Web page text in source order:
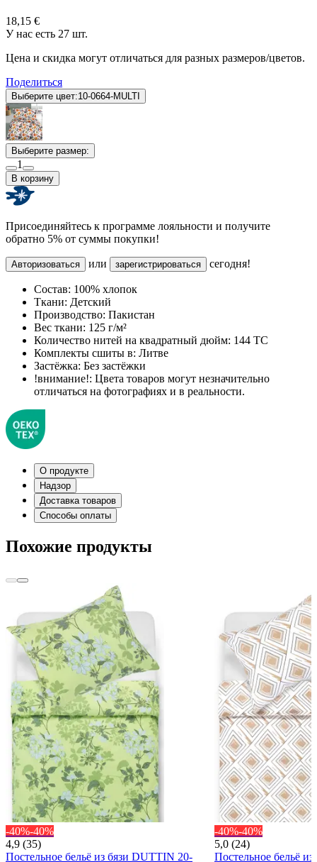
18,15 €
У нас есть 27 шт.
Цена и скидка могут отличаться для разных размеров/цветов.
Поделиться
Выберите цвет:10-0664-MULTI
Выберите размер:
1
В корзину
Присоединяйтесь к программе лояльности и получите
обратно 5% от суммы покупки!
Авторизоваться или зарегистрироваться сегодня!
Состав: 100% хлопок
Ткани: Детский
Производство: Пакистан
Вес ткани: 125 г/м²
Количество нитей на квадратный дюйм: 144 TC
Комплекты сшиты в: Литве
Застёжка: Без застёжки
!внимание!: Цвета товаров могут незначительно
отличаться на фотографиях и в реальности.
О продукте
Надзор
Доставка товаров
Способы оплаты
Похожие продукты
-40%-40%
4,9 (35)
Постельное бельё из бязи DUTTIN 20-
-40%-40%
5,0 (24)
Постельное бельё